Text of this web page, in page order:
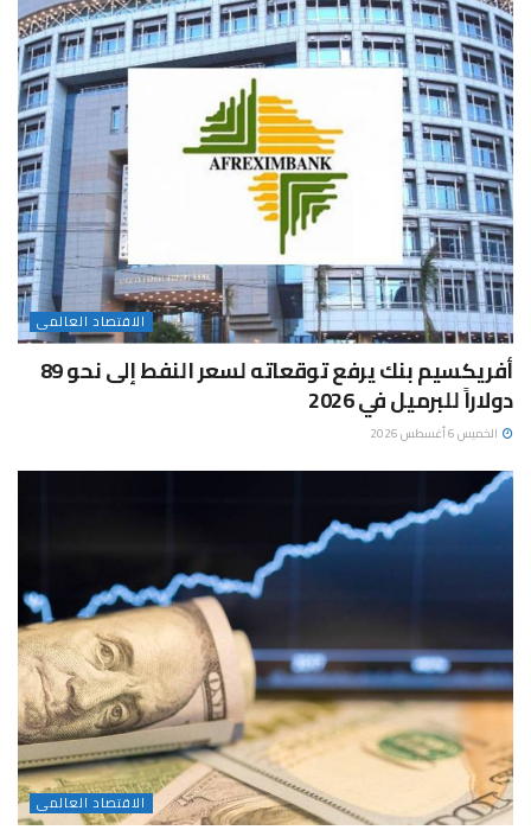
الاقتصاد العالمى
أفريكسيم بنك يرفع توقعاته لسعر النفط إلى نحو 89
دولاراً للبرميل في 2026
الخميس 6 أغسطس 2026
الاقتصاد العالمى